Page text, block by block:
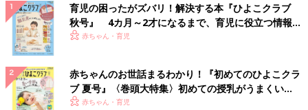
育児の困ったがズバリ！解決する本『ひよこクラブ
秋号』 4カ月～2才になるまで、育児に役立つ情報が
いっぱい！
赤ちゃん・育児
赤ちゃんのお世話まるわかり！『初めてのひよこクラ
ブ 夏号』〈巻頭大特集〉初めての授乳がうまくい
く！ おっぱい・ミルクの基本と夏のトラブル 解決テ
赤ちゃん・育児